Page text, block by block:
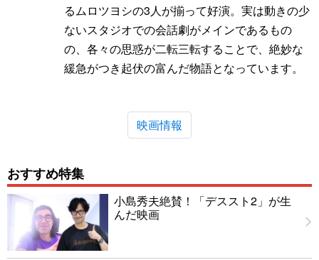
るムロツヨシの3人が揃って好演。実は動きの少
ないスタジオでの会話劇がメインであるもの
の、各々の思惑が二転三転することで、絶妙な
緩急がつき起伏の富んだ物語となっています。
映画情報
おすすめ特集
小島秀夫絶賛！「デススト2」が生
んだ映画